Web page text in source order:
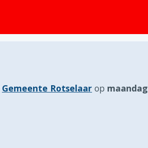
Gemeente Rotselaar op maandag